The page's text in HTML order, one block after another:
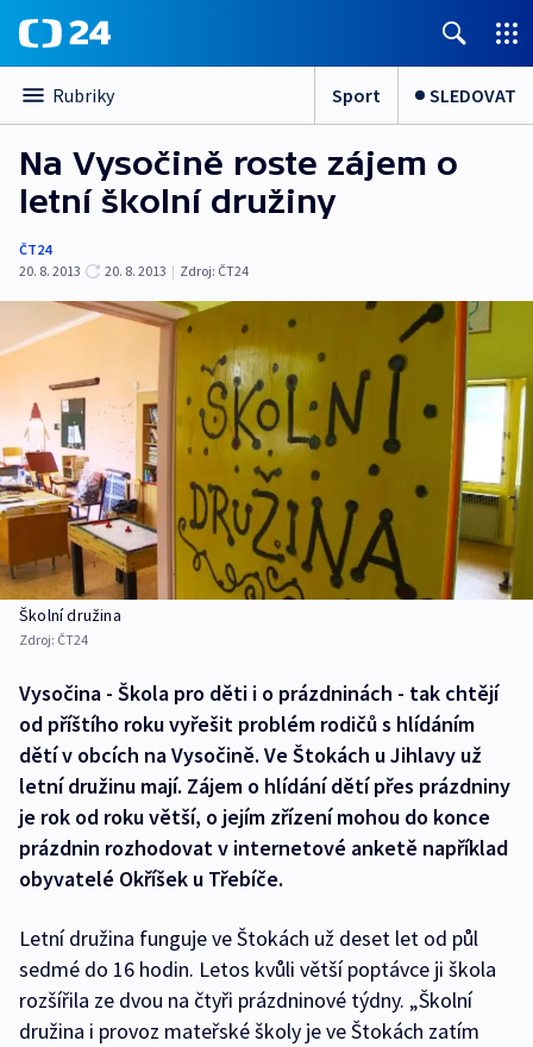
Rubriky Sport SLEDOVAT
Na Vysočině roste zájem o
letní školní družiny
ČT24
20. 8. 2013
20. 8. 2013 | Zdroj: ČT24
Školní družina
Zdroj: ČT24
Vysočina - Škola pro děti i o prázdninách - tak chtějí
od příštího roku vyřešit problém rodičů s hlídáním
dětí v obcích na Vysočině. Ve Štokách u Jihlavy už
letní družinu mají. Zájem o hlídání dětí přes prázdniny
je rok od roku větší, o jejím zřízení mohou do konce
prázdnin rozhodovat v internetové anketě například
obyvatelé Okříšek u Třebíče.
Letní družina funguje ve Štokách už deset let od půl
sedmé do 16 hodin. Letos kvůli větší poptávce ji škola
rozšířila ze dvou na čtyři prázdninové týdny. „Školní
družina i provoz mateřské školy je ve Štokách zatím